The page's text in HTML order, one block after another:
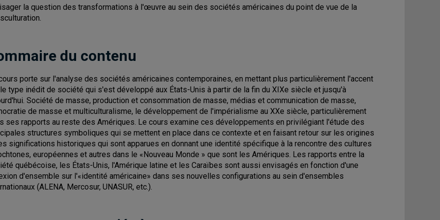
la question des transformations à l'œuvre au sein des sociétés américaines du point de vue de la
du contenu
porte sur l'analyse des sociétés américaines contemporaines, en mettant plus particulièrement l'accent
type inédit de société qui s'est développé aux États-Unis à partir de la fin du XIXe siècle et jusqu'à
Société de masse, production et consommation de masse, médias et communication de masse,
de masse et multiculturalisme, le développement de l'impérialisme au XXe siècle, particulièrement
ses rapports au reste des Amériques. Le cours examine ces développements en privilégiant l'étude des
structures symboliques qui se mettent en place dans ce contexte et en faisant retour sur les origines
significations historiques qui sont apparues en donnant une identité spécifique à la rencontre des cultures
européennes et autres dans le «Nouveau Monde » que sont les Amériques. Les rapports entre la
québécoise, les États-Unis, l'Amérique latine et les Caraïbes sont aussi envisagés en fonction d'une
d'ensemble sur l'«identité américaine» dans ses nouvelles configurations au sein d'ensembles
(ALENA, Mercosur, UNASUR, etc.).